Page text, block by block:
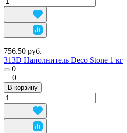
756.50 руб.
313D Наполнитель Deco Stone 1 кг
0
0
В корзину